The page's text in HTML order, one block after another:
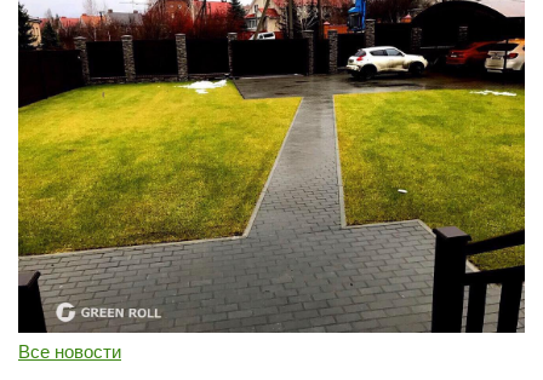
Все новости